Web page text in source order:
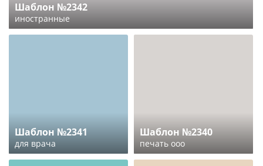
Шаблон №2342
иностранные
Шаблон №2341
для врача
Шаблон №2340
печать ооо